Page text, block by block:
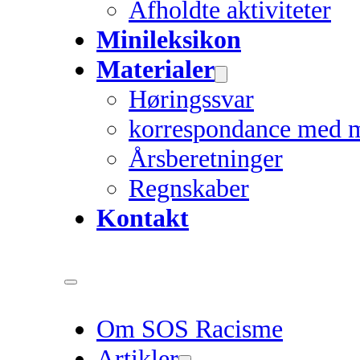
Afholdte aktiviteter
Minileksikon
Materialer
Høringssvar
korrespondance med
Årsberetninger
Regnskaber
Kontakt
Om SOS Racisme